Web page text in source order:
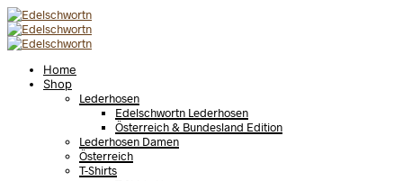
Home
Shop
Lederhosen
Edelschwortn Lederhosen
Österreich & Bundesland Edition
Lederhosen Damen
Österreich
T-Shirts